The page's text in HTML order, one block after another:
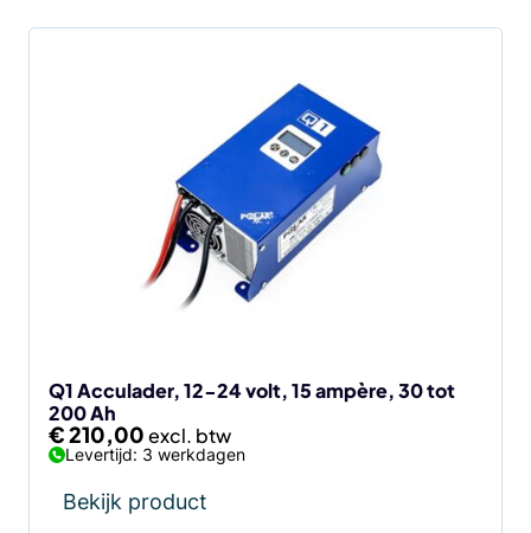
Q1 Acculader, 12-24 volt, 15 ampère, 30 tot
200 Ah
€210,00
Levertijd: 3 werkdagen
Bekijk product